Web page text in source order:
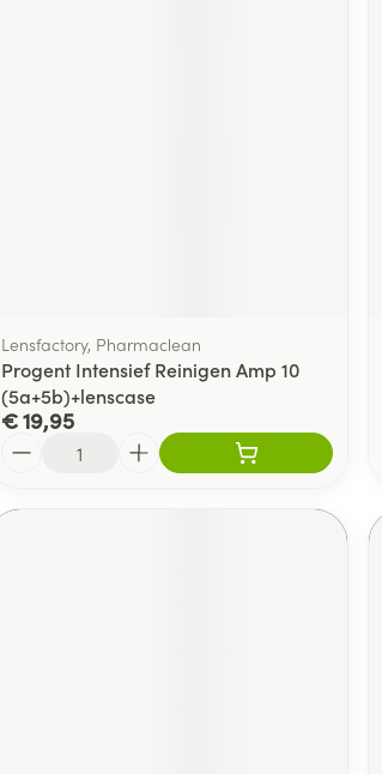
Lensfactory, Pharmaclean
Progent Intensief Reinigen Amp 10
(5a+5b)+lenscase
€ 19,95